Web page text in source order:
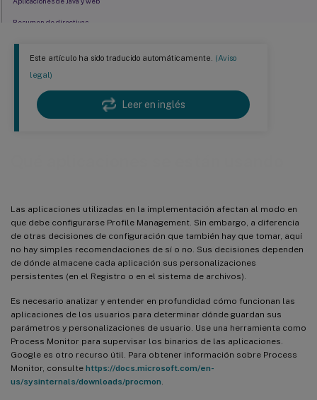
Este artículo ha sido traducido automáticamente. (Aviso
legal)
Leer en inglés
Las aplicaciones utilizadas en la implementación afectan al modo en
que debe configurarse Profile Management. Sin embargo, a diferencia
de otras decisiones de configuración que también hay que tomar, aquí
no hay simples recomendaciones de sí o no. Sus decisiones dependen
de dónde almacene cada aplicación sus personalizaciones
persistentes (en el Registro o en el sistema de archivos).
Es necesario analizar y entender en profundidad cómo funcionan las
aplicaciones de los usuarios para determinar dónde guardan sus
parámetros y personalizaciones de usuario. Use una herramienta como
Process Monitor para supervisar los binarios de las aplicaciones.
Google es otro recurso útil. Para obtener información sobre Process
Monitor, consulte https://docs.microsoft.com/en-
us/sysinternals/downloads/procmon
Resumen de directivas
Procesamiento de caracteres comodín en nombres de archivos y carpetas
Siguientes pasos